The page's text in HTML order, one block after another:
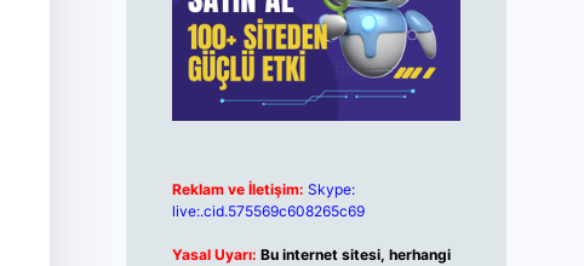
Reklam ve İletişim: Skype:
live:.cid.575569c608265c69
Yasal Uyarı: Bu internet sitesi, herhangi